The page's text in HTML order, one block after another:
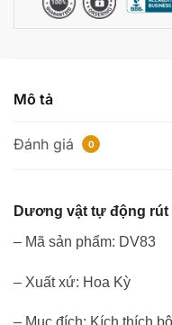
Pretty
Mô tả
Đánh giá 0
Dương vật tự động rút
– Mã sản phẩm: DV83
– Xuất xứ: Hoa Kỳ
– Mục đích: Kích thích